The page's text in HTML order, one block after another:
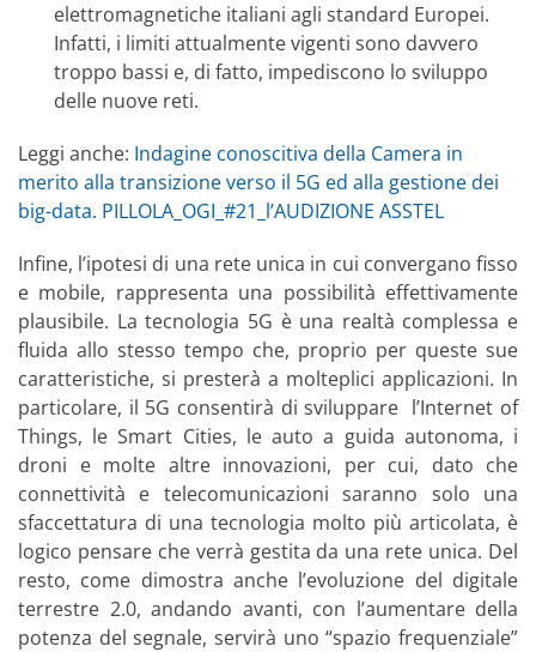
elettromagnetiche italiani agli standard Europei.
Infatti, i limiti attualmente vigenti sono davvero
troppo bassi e, di fatto, impediscono lo sviluppo
delle nuove reti.
Leggi anche: Indagine conoscitiva della Camera in
merito alla transizione verso il 5G ed alla gestione dei
big-data. PILLOLA_OGI_#21_l’AUDIZIONE ASSTEL
Infine, l’ipotesi di una rete unica in cui convergano fisso
e mobile, rappresenta una possibilità effettivamente
plausibile. La tecnologia 5G è una realtà complessa e
fluida allo stesso tempo che, proprio per queste sue
caratteristiche, si presterà a molteplici applicazioni. In
particolare, il 5G consentirà di sviluppare l’Internet of
Things, le Smart Cities, le auto a guida autonoma, i
droni e molte altre innovazioni, per cui, dato che
connettività e telecomunicazioni saranno solo una
sfaccettatura di una tecnologia molto più articolata, è
logico pensare che verrà gestita da una rete unica. Del
resto, come dimostra anche l’evoluzione del digitale
terrestre 2.0, andando avanti, con l’aumentare della
potenza del segnale, servirà uno “spazio frequenziale”